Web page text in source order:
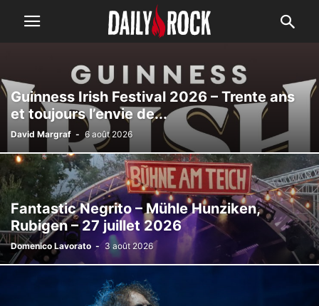
Guinness Irish Festival 2026 – Trente ans
et toujours l’envie de...
David Margraf - 6 août 2026
Fantastic Negrito – Mühle Hunziken,
Rubigen – 27 juillet 2026
Domenico Lavorato - 3 août 2026